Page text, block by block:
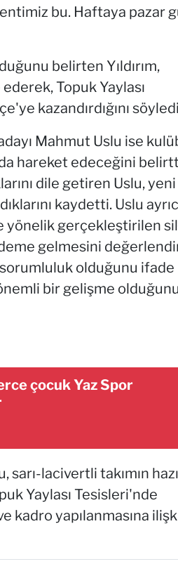
bu. Haftaya pazar
belirten Yıldırım,
Topuk Yaylası
kazandırdığını
Mahmut Uslu ise
hareket edeceğini
dile getiren Uslu, yeni
kaydetti. Uslu
yönelik gerçekleştirilen
gelmesini
sorumluluk olduğunu ifade
bir gelişme olduğunu
çocuk Yaz Spor
lacivertli takımın
Yaylası Tesisleri'nde
kadro yapılanmasına